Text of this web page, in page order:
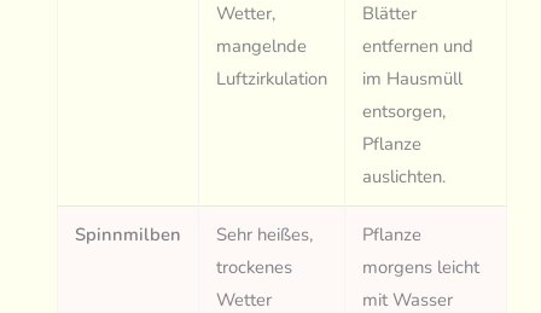
Wetter,
mangelnde
Luftzirkulation
Blätter
entfernen und
im Hausmüll
entsorgen,
Pflanze
auslichten.
Spinnmilben
Sehr heißes,
trockenes
Wetter
Pflanze
morgens leicht
mit Wasser